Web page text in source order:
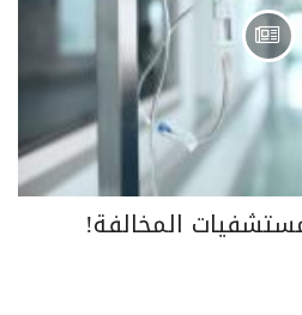
المخالفة!